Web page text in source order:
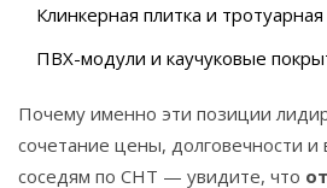
Клинкерная плитка и тротуарная
ПВХ-модули и каучуковые
Почему именно эти позиции
сочетание цены, долговечности и
соседям по СНТ — увидите, что